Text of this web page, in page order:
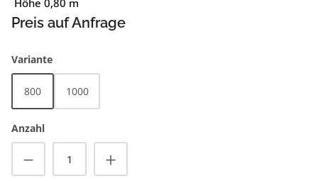
Höhe 0,80 m
Preis auf Anfrage
Varianteauswählen
800 1000
Anzahl
Produkt Anzahl: Gib den gewünschten